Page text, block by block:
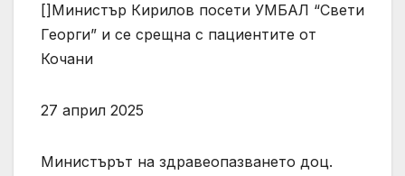
[]Министър Кирилов посети УМБАЛ “Свети
Георги” и се срещна с пациентите от
Кочани
27 април 2025
Министърът на здравеопазването доц.